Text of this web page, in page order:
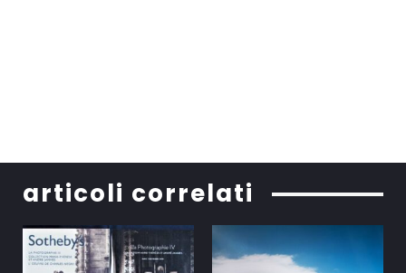
articoli correlati